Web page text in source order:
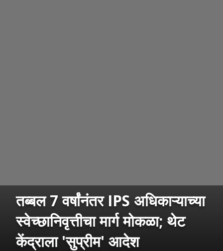
तब्बल 7 वर्षांनंतर IPS अधिकाऱ्याच्या
स्वेच्छानिवृत्तीचा मार्ग मोकळा; थेट
केंद्राला 'सुप्रीम' आदेश